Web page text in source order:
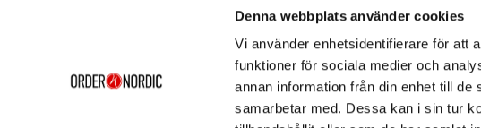
Denna webbplats använder cookies
Vi använder enhetsidentifierare för att
funktioner för sociala medier och
annan information från din enhet till
samarbetar med. Dessa kan i sin tur